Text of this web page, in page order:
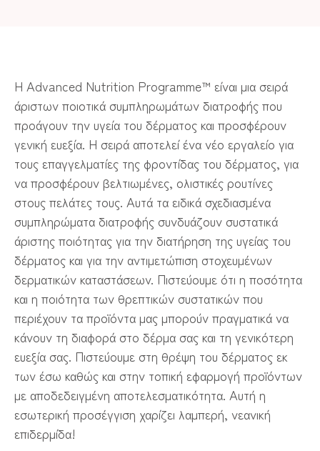
Η Advanced Nutrition Programme™ είναι μια σειρά
άριστων ποιοτικά συμπληρωμάτων διατροφής που
προάγουν την υγεία του δέρματος και προσφέρουν
γενική ευεξία. Η σειρά αποτελεί ένα νέο εργαλείο για
τους επαγγελματίες της φροντίδας του δέρματος, για
να προσφέρουν βελτιωμένες, ολιστικές ρουτίνες
στους πελάτες τους. Αυτά τα ειδικά σχεδιασμένα
συμπληρώματα διατροφής συνδυάζουν συστατικά
άριστης ποιότητας για την διατήρηση της υγείας του
δέρματος και για την αντιμετώπιση στοχευμένων
δερματικών καταστάσεων. Πιστεύουμε ότι η ποσότητα
και η ποιότητα των θρεπτικών συστατικών που
περιέχουν τα προϊόντα μας μπορούν πραγματικά να
κάνουν τη διαφορά στο δέρμα σας και τη γενικότερη
ευεξία σας. Πιστεύουμε στη θρέψη του δέρματος εκ
των έσω καθώς και στην τοπική εφαρμογή προϊόντων
με αποδεδειγμένη αποτελεσματικότητα. Αυτή η
εσωτερική προσέγγιση χαρίζει λαμπερή, νεανική
επιδερμίδα!